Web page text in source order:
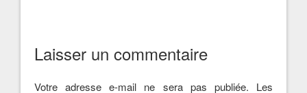
Laisser un commentaire
Votre adresse e-mail ne sera pas publiée. Les